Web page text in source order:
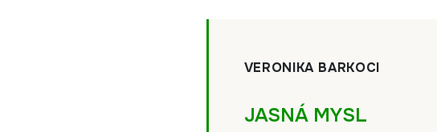
VERONIKA BARKOCI
JASNÁ MYSL